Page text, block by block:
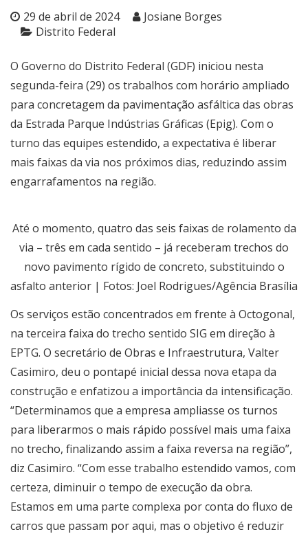
29 de abril de 2024
Josiane Borges
Distrito Federal
O Governo do Distrito Federal (GDF) iniciou nesta
segunda-feira (29) os trabalhos com horário ampliado
para concretagem da pavimentação asfáltica das obras
da Estrada Parque Indústrias Gráficas (Epig). Com o
turno das equipes estendido, a expectativa é liberar
mais faixas da via nos próximos dias, reduzindo assim
engarrafamentos na região.
Até o momento, quatro das seis faixas de rolamento da
via – três em cada sentido – já receberam trechos do
novo pavimento rígido de concreto, substituindo o
asfalto anterior | Fotos: Joel Rodrigues/Agência Brasília
Os serviços estão concentrados em frente à Octogonal,
na terceira faixa do trecho sentido SIG em direção à
EPTG. O secretário de Obras e Infraestrutura, Valter
Casimiro, deu o pontapé inicial dessa nova etapa da
construção e enfatizou a importância da intensificação.
“Determinamos que a empresa ampliasse os turnos
para liberarmos o mais rápido possível mais uma faixa
no trecho, finalizando assim a faixa reversa na região”,
diz Casimiro. “Com esse trabalho estendido vamos, com
certeza, diminuir o tempo de execução da obra.
Estamos em uma parte complexa por conta do fluxo de
carros que passam por aqui, mas o objetivo é reduzir